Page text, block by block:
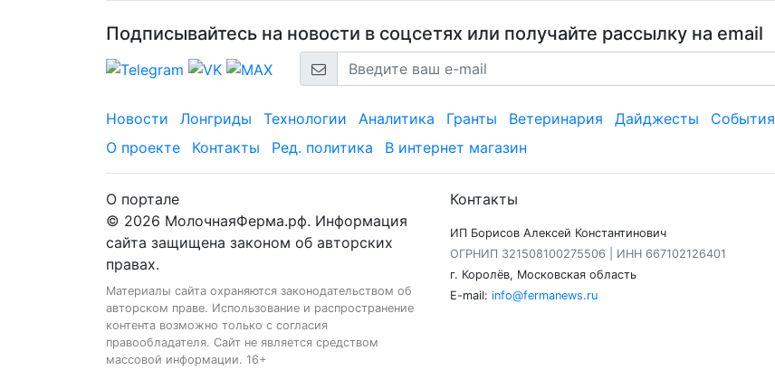
Подписывайтесь на новости в соцсетях или получайте рассылку на email
Новости Лонгриды Технологии Аналитика Гранты Ветеринария Дайджесты
События
О проекте
Контакты Ред. политика В интернет магазин
О портале
© 2026 МолочнаяФерма.рф. Информация
сайта защищена законом об авторских
правах.
Материалы сайта охраняются законодательством об
авторском праве. Использование и распространение
контента возможно только с согласия
правообладателя. Сайт не является средством
массовой информации. 16+
Контакты
ИП Борисов Алексей Константинович
ОГРНИП 321508100275506 | ИНН 667102126401
г. Королёв, Московская область
E-mail: info@fermanews.ru